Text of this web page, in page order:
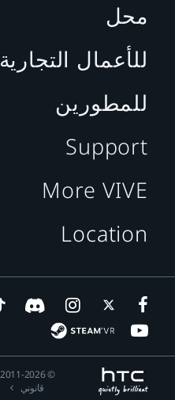
محل
للأعمال التجارية
للمطورين
Support
More VIVE
Location
© 2011-2026 HTC Corporation
قانوني